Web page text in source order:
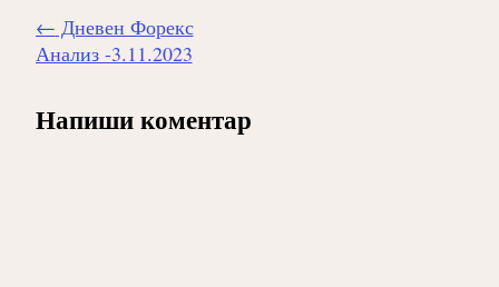
Навигиране
на
← Дневен Форекс
Анализ -3.11.2023
Напиши коментар